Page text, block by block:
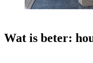
Wat is beter: